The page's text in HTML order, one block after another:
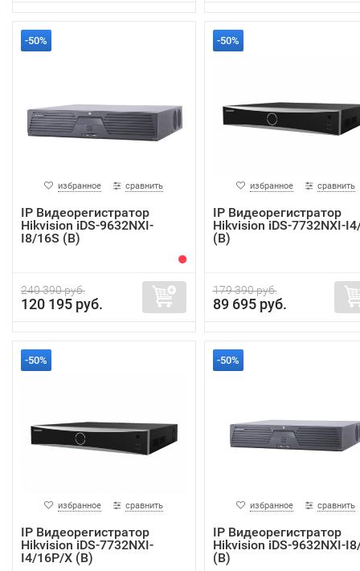
-50%
избранное сравнить
IP Видеорегистратор
Hikvision iDS-9632NXI-
I8/16S (B)
240 390 руб.
120 195 руб.
-50%
избранное сравнить
IP Видеорегистратор
Hikvision iDS-7732NXI-
(B)
179 390 руб.
89 695 руб.
-50%
избранное сравнить
IP Видеорегистратор
Hikvision iDS-7732NXI-
I4/16P/X (B)
-50%
избранное сравнить
IP Видеорегистратор
Hikvision iDS-9632NXI-
(B)